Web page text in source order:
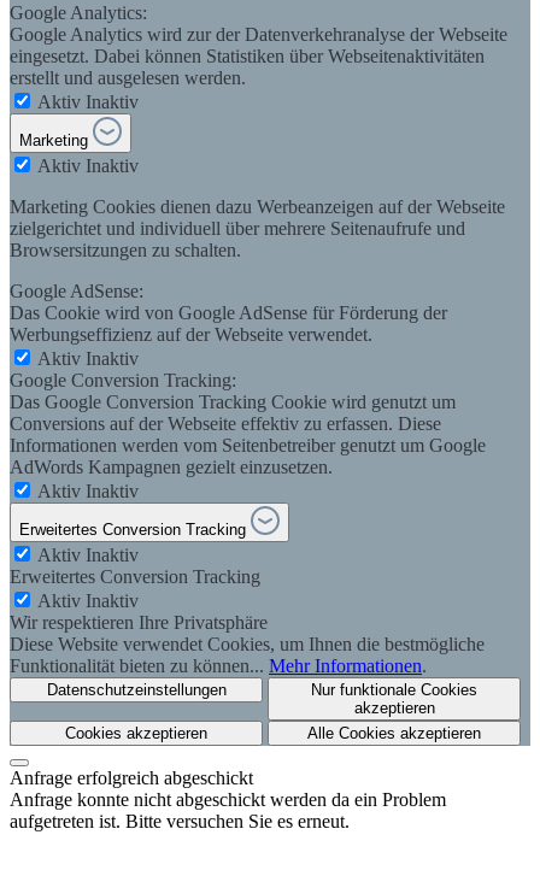
Google Analytics:
Google Analytics wird zur der Datenverkehranalyse der Webseite
eingesetzt. Dabei können Statistiken über Webseitenaktivitäten
erstellt und ausgelesen werden.
Aktiv Inaktiv
Marketing
Aktiv Inaktiv
Marketing Cookies dienen dazu Werbeanzeigen auf der Webseite
zielgerichtet und individuell über mehrere Seitenaufrufe und
Browsersitzungen zu schalten.
Google AdSense:
Das Cookie wird von Google AdSense für Förderung der
Werbungseffizienz auf der Webseite verwendet.
Aktiv Inaktiv
Google Conversion Tracking:
Das Google Conversion Tracking Cookie wird genutzt um
Conversions auf der Webseite effektiv zu erfassen. Diese
Informationen werden vom Seitenbetreiber genutzt um Google
AdWords Kampagnen gezielt einzusetzen.
Aktiv Inaktiv
Erweitertes Conversion Tracking
Aktiv Inaktiv
Erweitertes Conversion Tracking
Aktiv Inaktiv
Wir respektieren Ihre Privatsphäre
Diese Website verwendet Cookies, um Ihnen die bestmögliche
Funktionalität bieten zu können... Mehr Informationen.
Datenschutzeinstellungen
Nur funktionale Cookies
akzeptieren
Cookies akzeptieren
Alle Cookies akzeptieren
Anfrage erfolgreich abgeschickt
Anfrage konnte nicht abgeschickt werden da ein Problem
aufgetreten ist. Bitte versuchen Sie es erneut.